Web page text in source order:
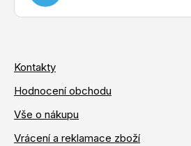
Kontakty
Hodnocení obchodu
Vše o nákupu
Vrácení a reklamace zboží